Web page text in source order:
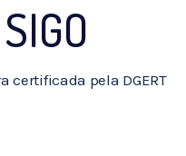
certificada pela DGERT